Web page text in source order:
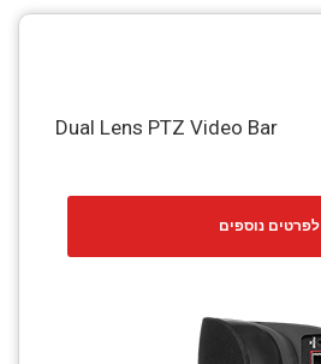
Dual Lens PTZ Video Bar
לפרטים נוספים